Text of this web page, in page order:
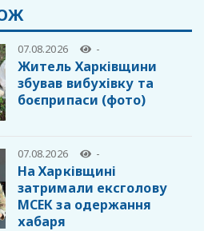
07.08.2026 -
Житель Харківщини
збував вибухівку та
боєприпаси (фото)
07.08.2026 -
На Харківщині
затримали ексголову
МСЕК за одержання
хабаря